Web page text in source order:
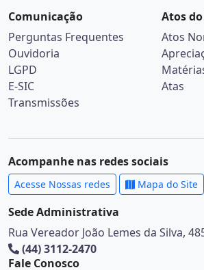
Comunicação
Perguntas Frequentes
Ouvidoria
LGPD
E-SIC
Transmissões
Atos
Atos
Atas
Acompanhe nas redes sociais
Acesse Nossas redes Mapa do Site
Sede Administrativa
Rua Vereador João Lemes da Silva,
(44) 3112-2470
Fale Conosco